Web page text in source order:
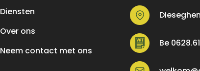
Diensten
Over ons
Neem contact met ons
Be